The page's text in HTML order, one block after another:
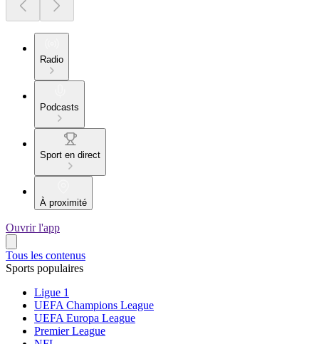
Radio
Podcasts
Sport en direct
À proximité
Ouvrir l'app
Tous les contenus
Sports populaires
Ligue 1
UEFA Champions League
UEFA Europa League
Premier League